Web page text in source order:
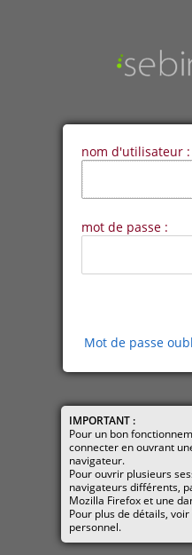
nom d'utilisateur :
mot de passe :
Mot de passe
IMPORTANT :
Pour un bon
connecter en ouvrant
navigateur.
Pour ouvrir plusieurs
navigateurs différents,
Mozilla Firefox et une
Pour plus de détails,
personnel.